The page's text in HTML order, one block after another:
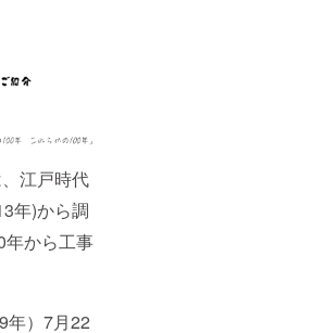
江戸時代
年)から調
年から工事
年）7月22